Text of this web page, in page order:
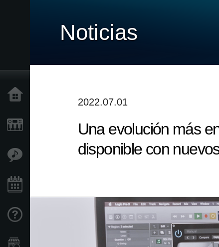
Características
Noticias
2022.07.01
Una evolución más
disponible con